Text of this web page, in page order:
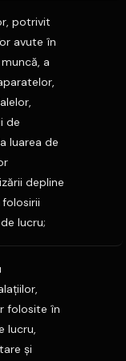
potrivit
avute în
a
de
luarea de
depline
lucru;
folosite în
lucru,
şi